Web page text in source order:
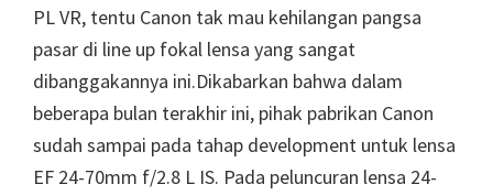
PL VR, tentu Canon tak mau kehilangan pangsa
pasar di line up fokal lensa yang sangat
dibanggakannya ini.Dikabarkan bahwa dalam
beberapa bulan terakhir ini, pihak pabrikan Canon
sudah sampai pada tahap development untuk lensa
EF 24-70mm f/2.8 L IS. Pada peluncuran lensa 24-